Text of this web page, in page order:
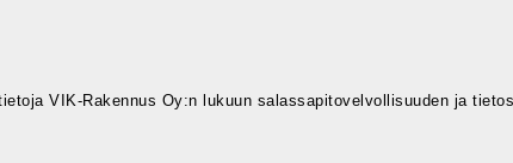
VIK-Rakennus Oy:n lukuun salassapitovelvollisuuden ja